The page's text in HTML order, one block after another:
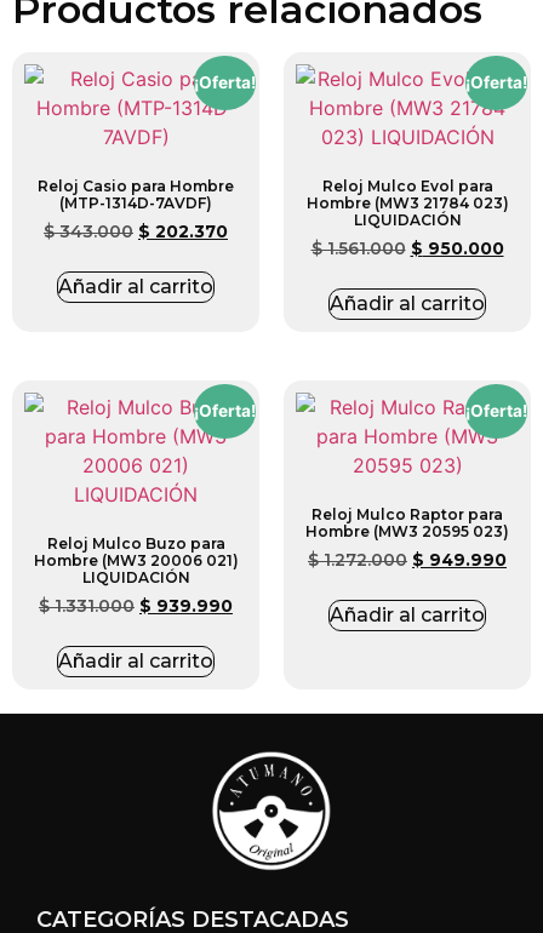
¡Oferta!
Reloj Casio para Hombre
(MTP-1314D-7AVDF)
$343.000 $ 202.370
Añadir al carrito
¡Oferta!
Reloj Mulco Evol para
Hombre (MW3 21784 023)
LIQUIDACIÓN
$1.561.000 $ 950.000
Añadir al carrito
¡Oferta!
Reloj Mulco Buzo para
Hombre (MW3 20006 021)
LIQUIDACIÓN
$1.331.000 $ 939.990
Añadir al carrito
¡Oferta!
Reloj Mulco Raptor para
Hombre (MW3 20595 023)
$1.272.000 $ 949.990
Añadir al carrito
CATEGORÍAS DESTACADAS